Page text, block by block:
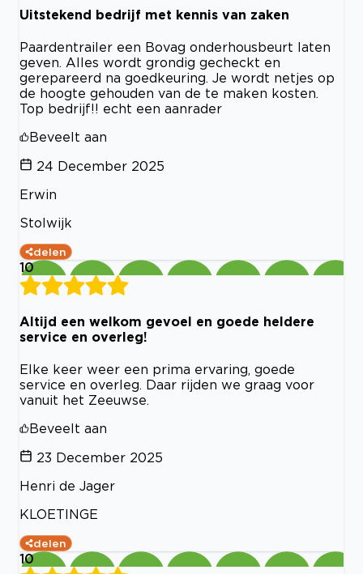
Uitstekend bedrijf met kennis van zaken
Paardentrailer een Bovag onderhousbeurt laten
geven. Alles wordt grondig gecheckt en
gerepareerd na goedkeuring. Je wordt netjes op
de hoogte gehouden van de te maken kosten.
Top bedrijf!! echt een aanrader
Beveelt aan
24 December 2025
Erwin
Stolwijk
delen
10
Altijd een welkom gevoel en goede heldere
service en overleg!
Elke keer weer een prima ervaring, goede
service en overleg. Daar rijden we graag voor
vanuit het Zeeuwse.
Beveelt aan
23 December 2025
Henri de Jager
KLOETINGE
delen
10